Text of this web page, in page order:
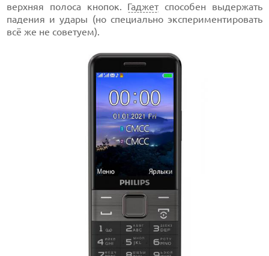
верхняя полоса кнопок. Гаджетспособен выдержать
падения и удары (но специально экспериментировать
всё же не советуем).